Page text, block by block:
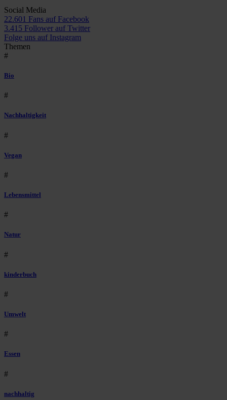
Social Media
22.601 Fans auf Facebook
3.415 Follower auf Twitter
Folge uns auf Instagram
Themen
#
Bio
#
Nachhaltigkeit
#
Vegan
#
Lebensmittel
#
Natur
#
kinderbuch
#
Umwelt
#
Essen
#
nachhaltig